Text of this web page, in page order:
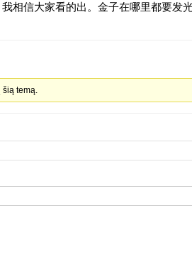
相信大家看的出。金子在哪里都要发
šią temą.